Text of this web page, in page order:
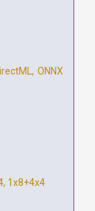
ONNX
1x8+4x4